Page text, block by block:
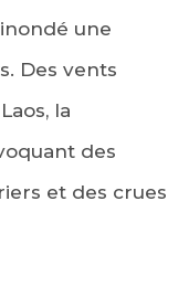
une
Des vents
la
des
et des crues